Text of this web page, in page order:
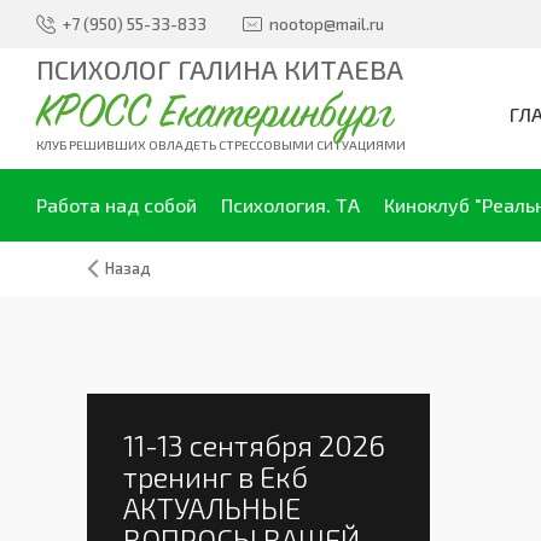
+7 (950) 55-33-833 nootop@mail.ru
ПСИХОЛОГ ГАЛИНА КИТАЕВА
КРОСС Екатеринбург
КЛУБ РЕШИВШИХ ОВЛАДЕТЬ СТРЕССОВЫМИ СИТУАЦИЯМИ
Работа над собой Психология. ТА Киноклуб
Назад